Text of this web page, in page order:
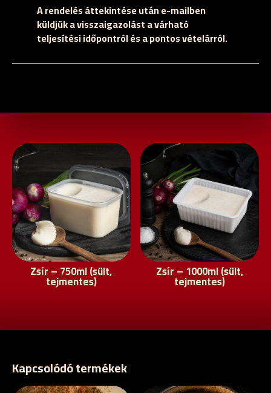
A rendelés áttekintése után e-mailben
küldjük a visszaigazolást a várható
teljesítési időpontról és a pontos vételárról.
Zsír – 750ml (sült,
tejmentes)
Zsír – 1000ml (sült,
tejmentes)
Kapcsolódó termékek